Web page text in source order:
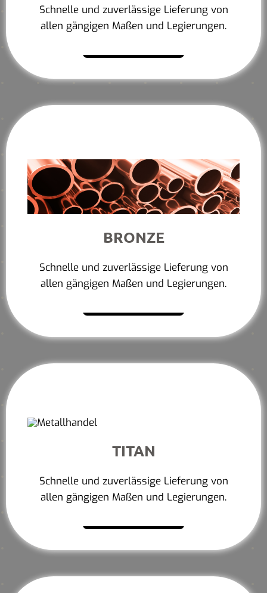
Schnelle und zuverlässige Lieferung von
allen gängigen Maßen und Legierungen.
BRONZE
Schnelle und zuverlässige Lieferung von
allen gängigen Maßen und Legierungen.
TITAN
Schnelle und zuverlässige Lieferung von
allen gängigen Maßen und Legierungen.